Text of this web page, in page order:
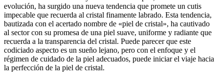
evolución, ha surgido una nueva tendencia que promete un cutis
impecable que recuerda al cristal finamente labrado. Esta tendencia,
bautizada con el acertado nombre de «piel de cristal», ha cautivado
al sector con su promesa de una piel suave, uniforme y radiante que
recuerda a la transparencia del cristal. Puede parecer que este
codiciado aspecto es un sueño lejano, pero con el enfoque y el
régimen de cuidado de la piel adecuados, puede iniciar el viaje hacia
la perfección de la piel de cristal.